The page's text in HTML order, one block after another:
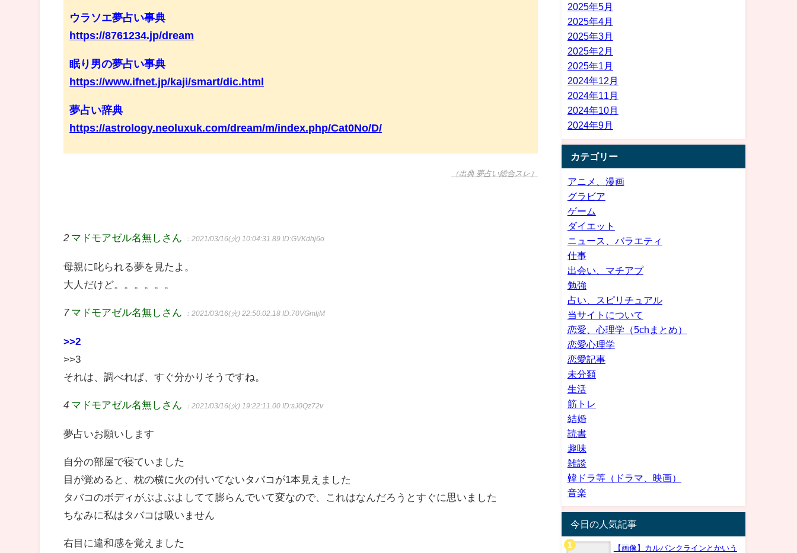
ウラソエ夢占い事典
https://8761234.jp/dream
眠り男の夢占い事典
https://www.ifnet.jp/kaji/smart/dic.html
夢占い辞典
https://astrology.neoluxuk.com/dream/m/index.php/Cat0No/D/
（出典 夢占い総合スレ）
2 マドモアゼル名無しさん ：2021/03/16(火) 10:04:31.89ID:GVKdhj6o
母親に叱られる夢を見たよ。
大人だけど。。。。。。
7 マドモアゼル名無しさん ：2021/03/16(火) 22:50:02.18ID:70VGmljM
>>2
>>3
それは、調べれば、すぐ分かりそうですね。
4 マドモアゼル名無しさん ：2021/03/16(火) 19:22:11.00ID:sJ0Qz72v
夢占いお願いします
自分の部屋で寝ていました
目が覚めると、枕の横に火の付いてないタバコが1本見えました
タバコのボディがぶよぶよしてて膨らんでいて変なので、これはなんだろうとすぐに思いました
ちなみに私はタバコは吸いません
右目に違和感を覚えました
2025年5月
2025年4月
2025年3月
2025年2月
2025年1月
2024年12月
2024年11月
2024年10月
2024年9月
カテゴリー
アニメ、漫画
グラビア
ゲーム
ダイエット
ニュース、バラエティ
仕事
出会い、マチアプ
勉強
占い、スピリチュアル
当サイトについて
恋愛、心理学（5chまとめ）
恋愛心理学
恋愛記事
未分類
生活
筋トレ
結婚
読書
趣味
雑談
韓ドラ等（ドラマ、映画）
音楽
今日の人気記事
【画像】カルバンクラインとかいう